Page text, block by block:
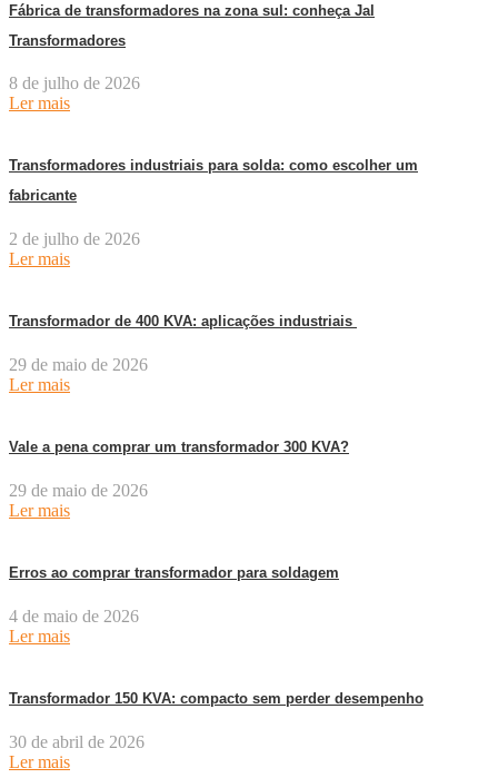
Fábrica de transformadores na zona sul: conheça Jal
Transformadores
8 de julho de 2026
Ler mais
Transformadores industriais para solda: como escolher um
fabricante
2 de julho de 2026
Ler mais
Transformador de 400 KVA: aplicações industriais
29 de maio de 2026
Ler mais
Vale a pena comprar um transformador 300 KVA?
29 de maio de 2026
Ler mais
Erros ao comprar transformador para soldagem
4 de maio de 2026
Ler mais
Transformador 150 KVA: compacto sem perder desempenho
30 de abril de 2026
Ler mais